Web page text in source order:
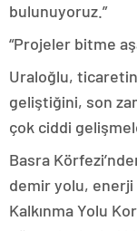
bulunuyoruz.”
“Projeler bitme
Uraloğlu,
geliştiğini, son
çok ciddi
Basra
demir yolu, enerji
Kalkınma Yolu